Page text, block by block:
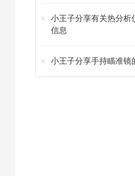
小王子分享有关热分析
信息
小王子分享手持瞄准镜